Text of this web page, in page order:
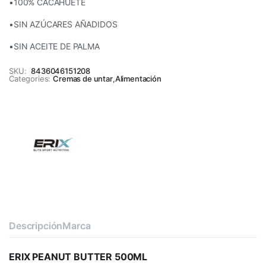
•100% CACAHUETE
•SIN AZÚCARES AÑADIDOS
•SIN ACEITE DE PALMA
SKU: 8436046151208
Categories: Cremas de untar,Alimentación
DescripciónMarca
ERIX PEANUT BUTTER 500ML